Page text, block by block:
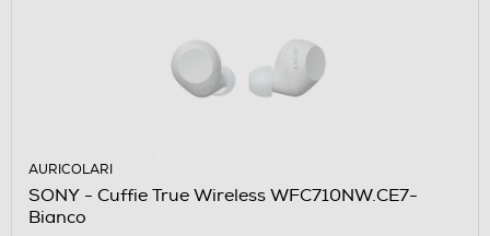
AURICOLARI
SONY - Cuffie True Wireless WFC710NW.CE7-
Bianco